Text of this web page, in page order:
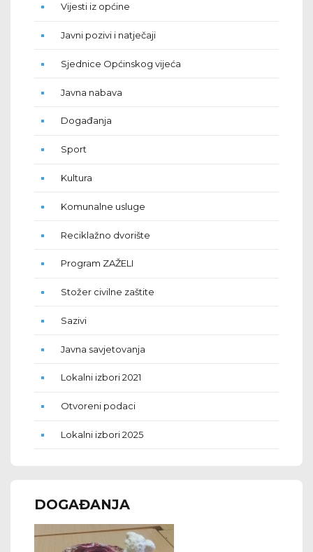
Vijesti iz općine
Javni pozivi i natječaji
Sjednice Općinskog vijeća
Javna nabava
Događanja
Sport
Kultura
Komunalne usluge
Reciklažno dvorište
Program ZAŽELI
Stožer civilne zaštite
Sazivi
Javna savjetovanja
Lokalni izbori 2021
Otvoreni podaci
Lokalni izbori 2025
DOGAĐANJA